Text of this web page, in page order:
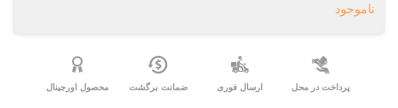
ناموجود
پرداخت در محل ارسال فوری ضمانت برگشت محصول اورجینال